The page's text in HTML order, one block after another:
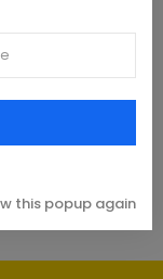
- Homme -
this popup again